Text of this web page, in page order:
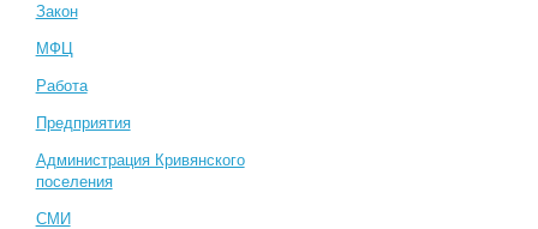
Закон
МФЦ
Работа
Предприятия
Администрация Кривянского
поселения
СМИ